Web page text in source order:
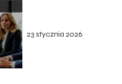
informacje
23 stycznia 2026